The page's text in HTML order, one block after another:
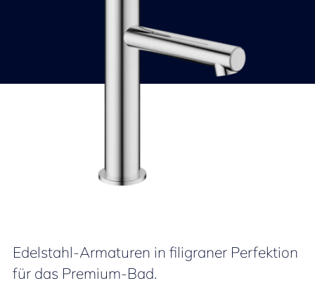
Edelstahl-Armaturen in filigraner Perfektion
für das Premium-Bad.